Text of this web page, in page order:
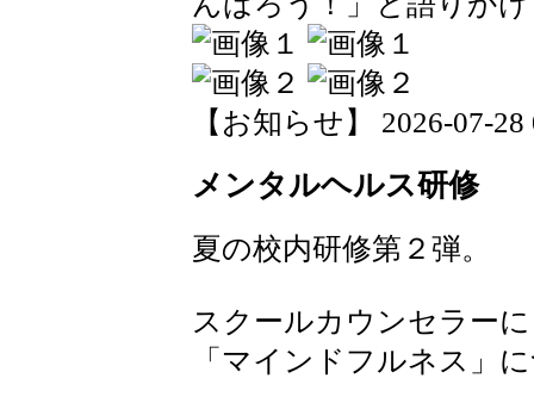
【お知らせ】 2026-07-28
メンタルヘルス研修
夏の校内研修第２弾。
スクールカウンセラー
「マインドフルネス」